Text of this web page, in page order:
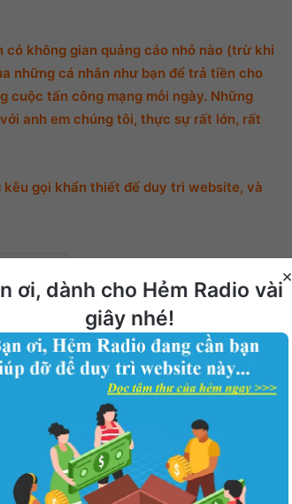
không gian quảng cáo nhỏ nào (trừ khi
những cá nhân như bạn để trả tiền cho
cuộc tấn công mạng mỗi ngày. Những
anh em chúng tôi, thực sự rất lớn, rất
gọi khẩn thiết để duy trì website, và
×
ơi, dành cho Hẻm Radio vài
giây nhé!